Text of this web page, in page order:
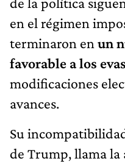
en el régimen
terminaron en un
favorable a los
modificaciones
avances.
Su
de Trump, llama la